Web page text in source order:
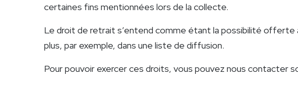
certaines fins mentionnées lors de la collecte.
Le droit de retrait s’entend comme étant la possibilité offerte
plus, par exemple, dans une liste de diffusion.
Pour pouvoir exercer ces droits, vous pouvez nous contacter